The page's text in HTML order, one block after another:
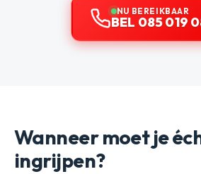
NU BEREIKBAAR
BEL 085 019
Wanneer moet je
ingrijpen?